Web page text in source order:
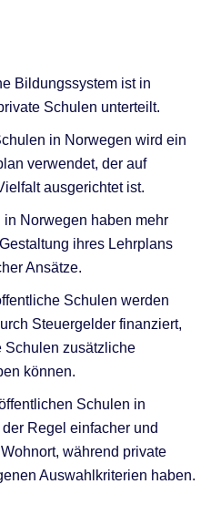
Bildungssystem ist in
Schulen unterteilt.
in Norwegen wird ein
verwendet, der auf
ausgerichtet ist.
in Norwegen haben mehr
ihres Lehrplans
Ansätze.
Schulen werden
Steuergelder finanziert,
Schulen zusätzliche
können.
Schulen in
Regel einfacher und
während private
Auswahlkriterien haben.